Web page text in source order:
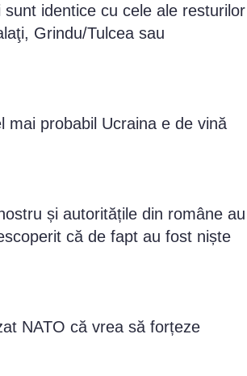
identice cu cele ale resturilor
Grindu/Tulcea sau
mai probabil Ucraina e de vină
și autoritățile din române au
că de fapt au fost niște
NATO că vrea să forțeze